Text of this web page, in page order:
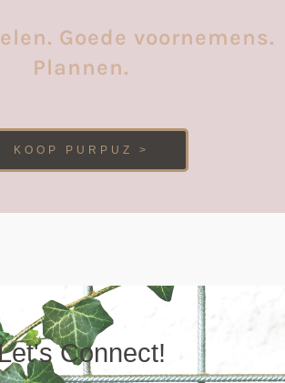
Goede voornemens.
Plannen.
KOOP PURPUZ >
Connect!